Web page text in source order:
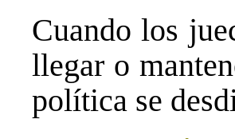
Cuando los
llegar o
política se